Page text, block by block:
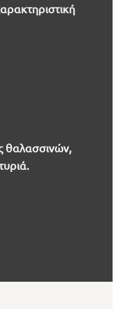
θαλασσινών,